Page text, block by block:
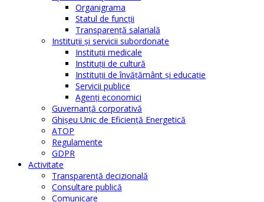
Organigrama
Statul de funcții
Transparență salarială
Instituţii şi servicii subordonate
Instituţii medicale
Instituţii de cultură
Instituţii de învăţământ şi educaţie
Servicii publice
Agenţi economici
Guvernanță corporativă
Ghişeu Unic de Eficienţă Energetică
ATOP
Regulamente
GDPR
Activitate
Transparenţă decizională
Consultare publică
Comunicare